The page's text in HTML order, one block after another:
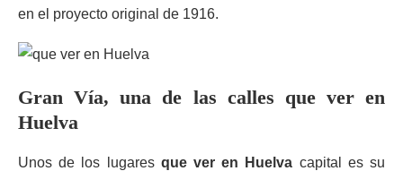
en el proyecto original de 1916.
Gran Vía, una de las calles que ver en
Huelva
Unos de los lugares que ver en Huelva capital es su